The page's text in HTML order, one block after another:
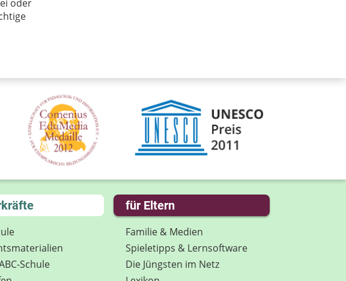
oder
Schule
für Eltern
Familie & Medien
Spieletipps & Lernsoftware
Die Jüngsten im Netz